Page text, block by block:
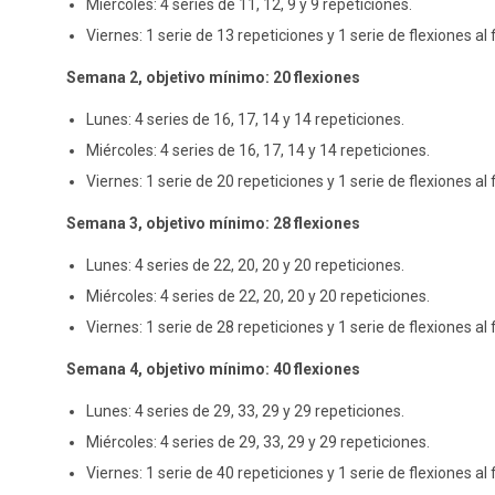
Miércoles: 4 series de 11, 12, 9 y 9 repeticiones.
Viernes: 1 serie de 13 repeticiones y 1 serie de flexiones al
Semana 2, objetivo mínimo: 20 flexiones
Lunes: 4 series de 16, 17, 14 y 14 repeticiones.
Miércoles: 4 series de 16, 17, 14 y 14 repeticiones.
Viernes: 1 serie de 20 repeticiones y 1 serie de flexiones al
Semana 3, objetivo mínimo: 28 flexiones
Lunes: 4 series de 22, 20, 20 y 20 repeticiones.
Miércoles: 4 series de 22, 20, 20 y 20 repeticiones.
Viernes: 1 serie de 28 repeticiones y 1 serie de flexiones al
Semana 4, objetivo mínimo: 40 flexiones
Lunes: 4 series de 29, 33, 29 y 29 repeticiones.
Miércoles: 4 series de 29, 33, 29 y 29 repeticiones.
Viernes: 1 serie de 40 repeticiones y 1 serie de flexiones al